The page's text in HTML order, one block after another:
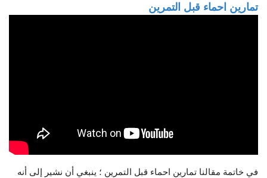
تمارين احماء قبل التمرين
في خاتمة مقالنا تمارين احماء قبل التمرين ؛ ينبغي أن نشير إلى أنه